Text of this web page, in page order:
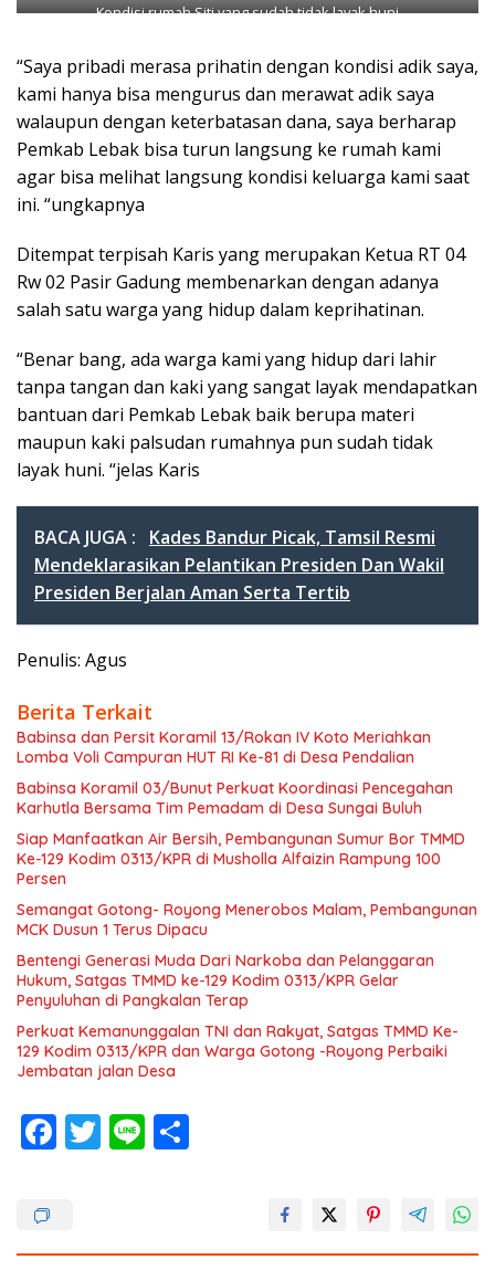
Kondisi rumah Siti yang sudah tidak layak huni
“Saya pribadi merasa prihatin dengan kondisi adik saya,
kami hanya bisa mengurus dan merawat adik saya
walaupun dengan keterbatasan dana, saya berharap
Pemkab Lebak bisa turun langsung ke rumah kami
agar bisa melihat langsung kondisi keluarga kami saat
ini. “ungkapnya
Ditempat terpisah Karis yang merupakan Ketua RT 04
Rw 02 Pasir Gadung membenarkan dengan adanya
salah satu warga yang hidup dalam keprihatinan.
“Benar bang, ada warga kami yang hidup dari lahir
tanpa tangan dan kaki yang sangat layak mendapatkan
bantuan dari Pemkab Lebak baik berupa materi
maupun kaki palsudan rumahnya pun sudah tidak
layak huni. “jelas Karis
BACA JUGA :
Kades Bandur Picak, Tamsil Resmi
Mendeklarasikan Pelantikan Presiden Dan Wakil
Presiden Berjalan Aman Serta Tertib
Penulis: Agus
Berita Terkait
Babinsa dan Persit Koramil 13/Rokan IV Koto Meriahkan
Lomba Voli Campuran HUT RI Ke-81 di Desa Pendalian
Babinsa Koramil 03/Bunut Perkuat Koordinasi Pencegahan
Karhutla Bersama Tim Pemadam di Desa Sungai Buluh
Siap Manfaatkan Air Bersih, Pembangunan Sumur Bor TMMD
Ke-129 Kodim 0313/KPR di Musholla Alfaizin Rampung 100
Persen
Semangat Gotong- Royong Menerobos Malam, Pembangunan
MCK Dusun 1 Terus Dipacu
Bentengi Generasi Muda Dari Narkoba dan Pelanggaran
Hukum, Satgas TMMD ke-129 Kodim 0313/KPR Gelar
Penyuluhan di Pangkalan Terap
Perkuat Kemanunggalan TNI dan Rakyat, Satgas TMMD Ke-
129 Kodim 0313/KPR dan Warga Gotong -Royong Perbaiki
Jembatan jalan Desa
F T Li